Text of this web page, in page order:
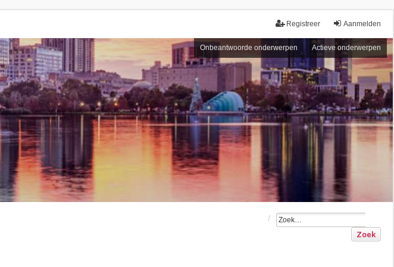
Aanmelden
Registreer
Onbeantwoorde onderwerpen Actieve onderwerpen
Zoek